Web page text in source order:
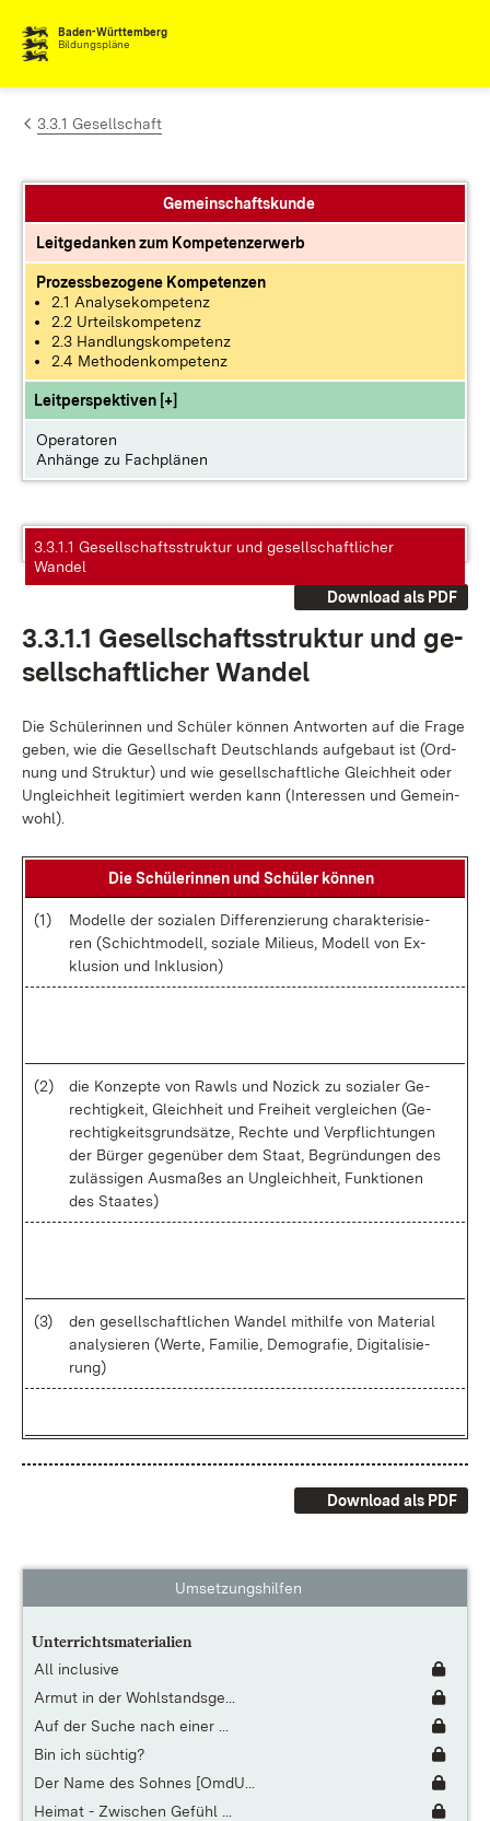
Zum Inhalt springen
Baden-Württemberg
Bildungspläne
3.3.1 Gesellschaft
Gemeinschaftskunde
Leitgedanken zum Kompetenzerwerb
Prozessbezogene Kompetenzen
2.1 Analysekompetenz
2.2 Urteilskompetenz
2.3 Handlungskompetenz
2.4 Methodenkompetenz
Leitperspektiven [+]
Operatoren
Anhänge zu Fachplänen
3.3.1.1 Gesellschaftsstruktur und gesellschaftlicher
Wandel
Download als PDF
3.3.1.1 Ge­sell­schafts­struk­tur und ge­
sell­schaft­li­cher Wan­del
Die Schü­le­rin­nen und Schü­ler kön­nen Ant­wor­ten auf die Fra­ge
ge­ben, wie die Ge­sell­schaft Deutsch­lands auf­ge­baut ist (Ord­
nung und Struk­tur) und wie ge­sell­schaft­li­che Gleich­heit oder
Un­gleich­heit le­gi­ti­miert wer­den kann (In­ter­es­sen und Ge­mein­
wohl).
Die Schü­le­rin­nen und Schü­ler kön­nen
(1)
Mo­del­le der so­zia­len Dif­fe­ren­zie­rung cha­rak­te­ri­sie­
ren (Schicht­mo­dell, so­zia­le Mi­lieus, Mo­dell von Ex­
klu­si­on und In­k­lu­si­on)
(2)
die Kon­zep­te von Rawls und No­zick zu so­zia­ler Ge­
rech­tig­keit, Gleich­heit und Frei­heit ver­glei­chen (Ge­
rech­tig­keits­grund­sät­ze, Rech­te und Ver­pflich­tun­gen
der Bür­ger ge­gen­über dem Staat, Be­grün­dun­gen des
zu­läs­si­gen Aus­ma­ßes an Un­gleich­heit, Funk­tio­nen
des Staa­tes)
(3)
den ge­sell­schaft­li­chen Wan­del mit­hil­fe von Ma­te­ri­al
ana­ly­sie­ren (Wer­te, Fa­mi­lie, De­mo­gra­fie, Di­gi­ta­li­sie­
rung)
Download als PDF
Umsetzungshilfen
Unterrichtsmaterialien
All inclusive
Armut in der Wohlstandsge...
Auf der Suche nach einer ...
Bin ich süchtig?
Der Name des Sohnes [OmdU...
Heimat - Zwischen Gefühl ...